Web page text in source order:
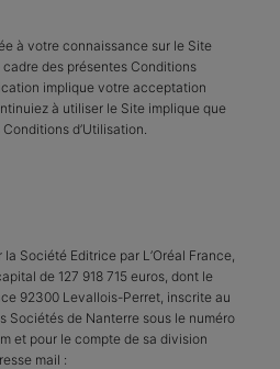
à votre connaissance sur le Site
des présentes Conditions
implique votre acceptation
à utiliser le Site implique que
d’Utilisation.
Société Editrice par L’Oréal France,
de 127 918 715​​​​​​​ euros, dont le
92300 Levallois-Perret, inscrite au
Sociétés de Nanterre sous le numéro
et pour le compte de sa division
mail :